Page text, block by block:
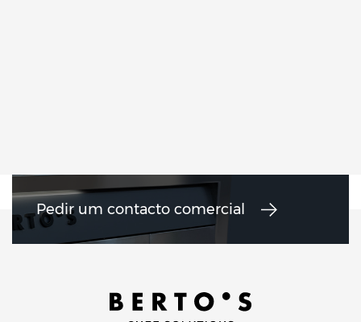
Pedir um contacto comercial